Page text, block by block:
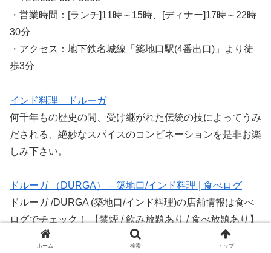
・営業時間：[ランチ]11時～15時、[ディナー]17時～22時
30分
・アクセス：地下鉄名城線「築地口駅(4番出口)」より徒
歩3分
インド料理 ドルーガ
何千年もの歴史の間、受け継がれた伝統の技によってうみ
だされる、絶妙なスパイスのコンビネーションを是非お楽
しみ下さい。
ドルーガ （DURGA） – 築地口/インド料理 | 食べログ
ドルーガ /DURGA (築地口/インド料理)の店舗情報は食べ
ログでチェック！ 【禁煙 / 飲み放題あり / 食べ放題あり】
口コミや評価、写真など、ユーザーによるリアルな情報が
ホーム 検索 トップ